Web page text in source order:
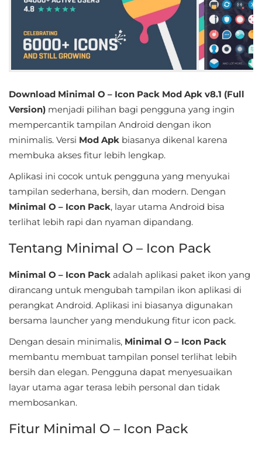
First
Horror
Music
Puzzle
Racing
Role
Playing
Shooting
Simulation
Sports
Standalone
Story-
Driven
Download Minimal O – Icon Pack Mod Apk v8.1 (Full
Version) menjadi pilihan bagi pengguna yang ingin
mempercantik tampilan Android dengan ikon
minimalis. Versi Mod Apk biasanya dikenal karena
membuka akses fitur lebih lengkap.
Aplikasi ini cocok untuk pengguna yang menyukai
tampilan sederhana, bersih, dan modern. Dengan
Minimal O – Icon Pack, layar utama Android bisa
terlihat lebih rapi dan nyaman dipandang.
Tentang Minimal O – Icon Pack
Minimal O – Icon Pack adalah aplikasi paket ikon yang
dirancang untuk mengubah tampilan ikon aplikasi di
perangkat Android. Aplikasi ini biasanya digunakan
bersama launcher yang mendukung fitur icon pack.
Dengan desain minimalis, Minimal O – Icon Pack
membantu membuat tampilan ponsel terlihat lebih
bersih dan elegan. Pengguna dapat menyesuaikan
layar utama agar terasa lebih personal dan tidak
membosankan.
Fitur Minimal O – Icon Pack